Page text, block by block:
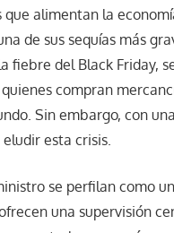
alimentan la
de sus sequías más
fiebre del Black Friday,
compran
Sin embargo, con
esta crisis.
se perfilan como
una supervisión